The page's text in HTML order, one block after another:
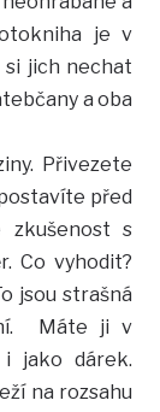
je v
si jich nechat
a oba
Přivezete
před
zkušenost s
Co vyhodit?
jsou strašná
Máte ji v
jako dárek.
na rozsahu